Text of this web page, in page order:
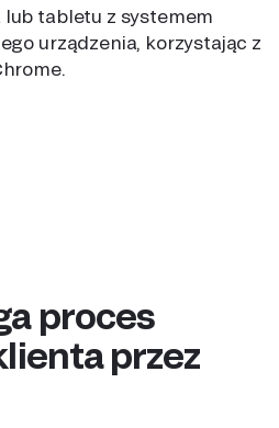
tabletu z systemem
urządzenia, korzystając z
przez